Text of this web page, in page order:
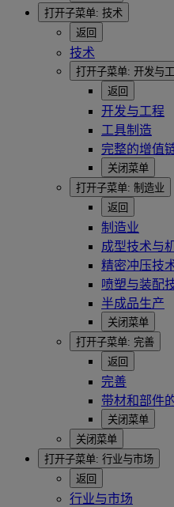
打开子菜单: 技术
返回
技术
打开子菜单: 开发与
返回
开发与工程
工具制造
完整的增值
关闭菜单
打开子菜单: 制造业
返回
制造业
成型技术与
精密冲压技
喷塑与装配
半成品生产
关闭菜单
打开子菜单: 完善
返回
完善
带材和部件
关闭菜单
关闭菜单
打开子菜单: 行业与市场
返回
行业与市场